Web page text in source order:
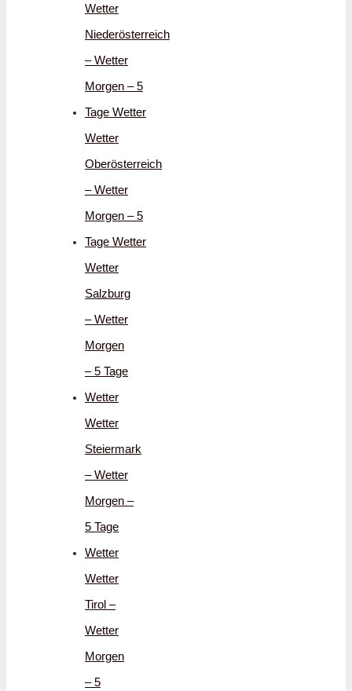
Wetter
Niederösterreich
– Wetter
Morgen – 5
Tage Wetter
Wetter
Oberösterreich
– Wetter
Morgen – 5
Tage Wetter
Wetter
Salzburg
– Wetter
Morgen
– 5 Tage
Wetter
Wetter
Steiermark
– Wetter
Morgen –
5 Tage
Wetter
Wetter
Tirol –
Wetter
Morgen
– 5